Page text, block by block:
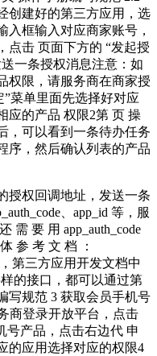
创建好的第三方应用，选
入框输入对应商家账号，
点击 页面下方的 “发起授
一条授权消息注意：如
权限，请服务商在商家授
菜单里面先选择好对应
应的产品 权限2第 页 操
，可以看到一条待办任务
序，然后确认列表的产品
授权回调地址，发送一条
、app_id 等，服
需 要 用 app_auth_code
参 考 文 档 ：
第三方应用开发文档中
的接口，都可以通过第
写规范 3 获取会员手机号
商登录开放平台，点击
号产品，点击右边代 申
的应用选择对应的权限4